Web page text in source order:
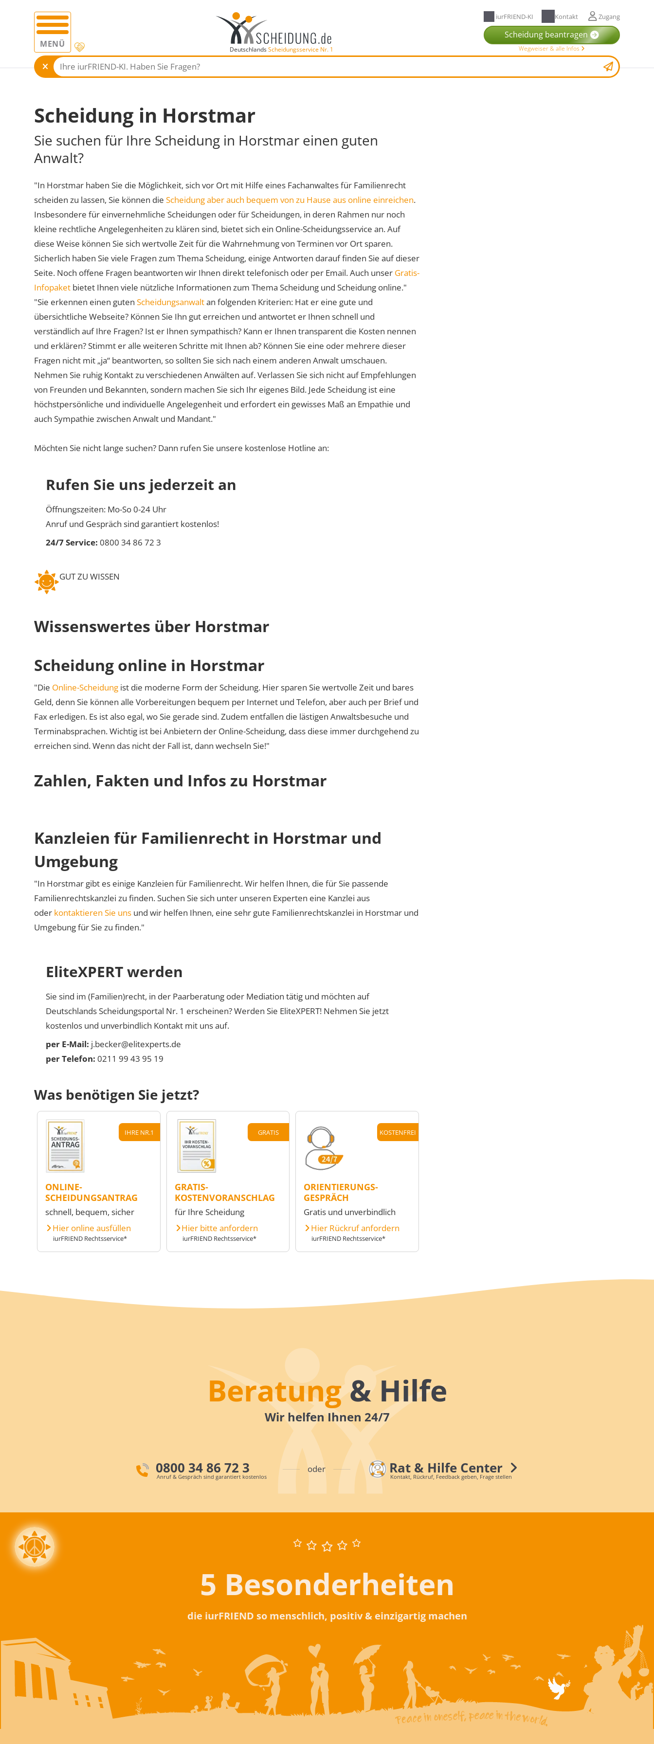
MENÜ DeutschlandsScheidungsservice Nr. 1
iurFRIEND-KI Kontakt Zugang
Scheidung beantragen
Wegweiser & alle Infos
Scheidung in Horstmar
Sie suchen für Ihre Scheidung in Horstmar einen guten
Anwalt?
"In Horstmar haben Sie die Möglichkeit, sich vor Ort mit Hilfe eines Fachanwaltes für Familienrecht
scheiden zu lassen, Sie können die Scheidung aber auch bequem von zu Hause aus online einreichen.
Insbesondere für einvernehmliche Scheidungen oder für Scheidungen, in deren Rahmen nur noch
kleine rechtliche Angelegenheiten zu klären sind, bietet sich ein Online-Scheidungsservice an. Auf
diese Weise können Sie sich wertvolle Zeit für die Wahrnehmung von Terminen vor Ort sparen.
Sicherlich haben Sie viele Fragen zum Thema Scheidung, einige Antworten darauf finden Sie auf dieser
Seite. Noch offene Fragen beantworten wir Ihnen direkt telefonisch oder per Email. Auch unser Gratis-
Infopaket bietet Ihnen viele nützliche Informationen zum Thema Scheidung und Scheidung online."
"Sie erkennen einen guten Scheidungsanwaltan folgenden Kriterien: Hat er eine gute und
übersichtliche Webseite? Können Sie Ihn gut erreichen und antwortet er Ihnen schnell und
verständlich auf Ihre Fragen? Ist er Ihnen sympathisch? Kann er Ihnen transparent die Kosten nennen
und erklären? Stimmt er alle weiteren Schritte mit Ihnen ab? Können Sie eine oder mehrere dieser
Fragen nicht mit „ja“ beantworten, so sollten Sie sich nach einem anderen Anwalt umschauen.
Nehmen Sie ruhig Kontakt zu verschiedenen Anwälten auf. Verlassen Sie sich nicht auf Empfehlungen
von Freunden und Bekannten, sondern machen Sie sich Ihr eigenes Bild. Jede Scheidung ist eine
höchstpersönliche und individuelle Angelegenheit und erfordert ein gewisses Maß an Empathie und
auch Sympathie zwischen Anwalt und Mandant."
Möchten Sie nicht lange suchen? Dann rufen Sie unsere kostenlose Hotline an:
Rufen Sie uns jederzeit an
Öffnungszeiten: Mo-So 0-24 Uhr
Anruf und Gespräch sind garantiert kostenlos!
24/7 Service: 0800 34 86 72 3
GUT ZU WISSEN
Wissenswertes über Horstmar
Scheidung online in Horstmar
"Die Online-Scheidung ist die moderne Form der Scheidung. Hier sparen Sie wertvolle Zeit und bares
Geld, denn Sie können alle Vorbereitungen bequem per Internet und Telefon, aber auch per Brief und
Fax erledigen. Es ist also egal, wo Sie gerade sind. Zudem entfallen die lästigen Anwaltsbesuche und
Terminabsprachen. Wichtig ist bei Anbietern der Online-Scheidung, dass diese immer durchgehend zu
erreichen sind. Wenn das nicht der Fall ist, dann wechseln Sie!"
Zahlen, Fakten und Infos zu Horstmar
Kanzleien für Familienrecht in Horstmar und
Umgebung
"In Horstmar gibt es einige Kanzleien für Familienrecht. Wir helfen Ihnen, die für Sie passende
Familienrechtskanzlei zu finden. Suchen Sie sich unter unseren Experten eine Kanzlei aus
oder kontaktieren Sie uns und wir helfen Ihnen, eine sehr gute Familienrechtskanzlei in Horstmar und
Umgebung für Sie zu finden."
EliteXPERT werden
Sie sind im (Familien)recht, in der Paarberatung oder Mediation tätig und möchten auf
Deutschlands Scheidungsportal Nr. 1 erscheinen? Werden Sie EliteXPERT! Nehmen Sie jetzt
kostenlos und unverbindlich Kontakt mit uns auf.
per E-Mail: j.becker@elitexperts.de
per Telefon: 0211 99 43 95 19
Was benötigen Sie jetzt?
IHRE NR.1
ONLINE-
SCHEIDUNGSANTRAG
schnell, bequem, sicher
Hier online ausfüllen
iurFRIEND Rechtsservice*
GRATIS
GRATIS-
KOSTENVORANSCHLAG
für Ihre Scheidung
Hier bitte anfordern
iurFRIEND Rechtsservice*
KOSTENFREI
ORIENTIERUNGS-
GESPRÄCH
Gratis und unverbindlich
Hier Rückruf anfordern
iurFRIEND Rechtsservice*
Beratung& Hilfe
Wir helfen Ihnen 24/7
0800 34 86 72 3
Anruf & Gespräch sind garantiert kostenlos
oder Rat & Hilfe Center
Kontakt, Rückruf, Feedback geben, Frage stellen
5 Besonderheiten
die iurFRIEND so menschlich, positiv & einzigartig machen